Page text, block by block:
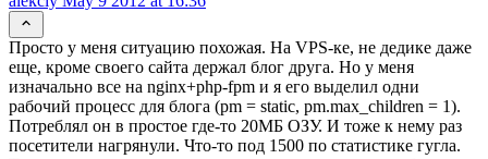
Просто у меня ситуацию похожая. На VPS-ке, не дедике даже
еще, кроме своего сайта держал блог друга. Но у меня
изначально все на nginx+php-fpm и я его выделил одни
рабочий процесс для блога (pm = static, pm.max_children = 1).
Потреблял он в простое где-то 20МБ ОЗУ. И тоже к нему раз
посетители нагрянули. Что-то под 1500 по статистике гугла.